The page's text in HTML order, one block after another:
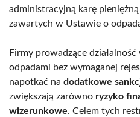
administracyjną karę
zawartych w Ustawie o
Firmy prowadzące
odpadami bez wymaganej
napotkać na dodatkowe
zwiększają zarówno ryzyko
wizerunkowe. Celem tych